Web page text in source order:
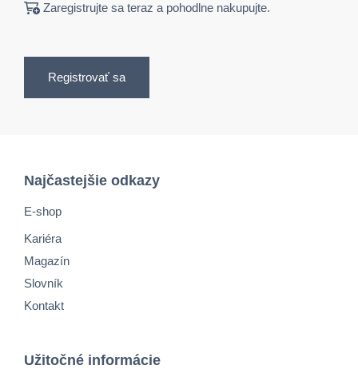
Zaregistrujte sa teraz a pohodlne nakupujte.
Registrovať sa
Najčastejšie odkazy
E-shop
Kariéra
Magazín
Slovník
Kontakt
Užitočné informácie